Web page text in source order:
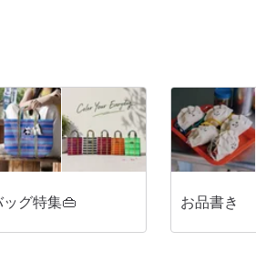
グ特集👜 お品書き